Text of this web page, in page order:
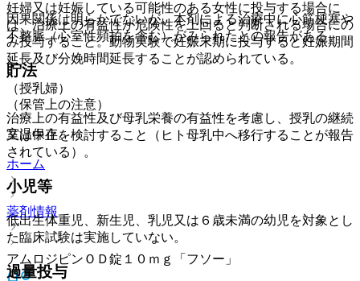
因果関係は明らかでないが、本剤による治療中に心筋梗塞や
不整脈（心室性頻拍を含む）がみられたとの報告がある。
貯法
（保管上の注意）
室温保存。
ホーム
薬剤情報
アムロジピンＯＤ錠１０ｍｇ「フソー」
妊婦又は妊娠している可能性のある女性に投与する場合に
は、治療上の有益性が危険性を上回ると判断される場合にの
み投与すること。動物実験で妊娠末期に投与すると妊娠期間
延長及び分娩時間延長することが認められている。
（授乳婦）
治療上の有益性及び母乳栄養の有益性を考慮し、授乳の継続
又は中止を検討すること（ヒト母乳中へ移行することが報告
されている）。
小児等
低出生体重児、新生児、乳児又は６歳未満の幼児を対象とし
た臨床試験は実施していない。
過量投与